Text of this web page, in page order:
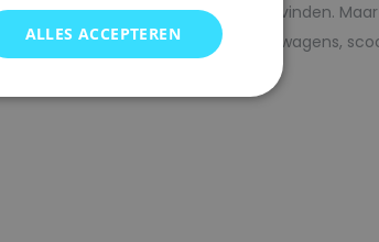
kleur voor uw auto bij SRS kunt vinden.
u ook bij ons terecht voor bedrijfswagens,
ALLES ACCEPTEREN